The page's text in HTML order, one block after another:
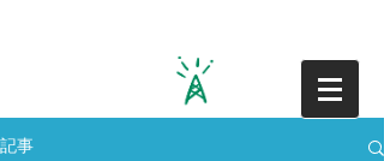
記事